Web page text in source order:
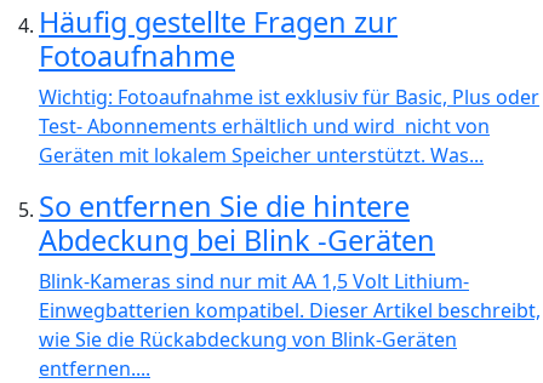
Häufig gestellte Fragen zur
Fotoaufnahme
Wichtig: Fotoaufnahme ist exklusiv für Basic, Plus oder
Test- Abonnements erhältlich und wird nicht von
Geräten mit lokalem Speicher unterstützt. Was...
So entfernen Sie die hintere
Abdeckung bei Blink -Geräten
Blink-Kameras sind nur mit AA 1,5 Volt Lithium-
Einwegbatterien kompatibel. Dieser Artikel beschreibt,
wie Sie die Rückabdeckung von Blink-Geräten
entfernen....